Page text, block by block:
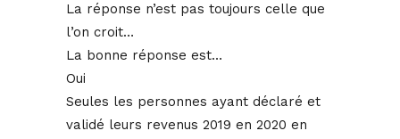
La réponse n’est pas toujours celle que
l’on croit…
La bonne réponse est…
Oui
Seules les personnes ayant déclaré et
validé leurs revenus 2019 en 2020 en